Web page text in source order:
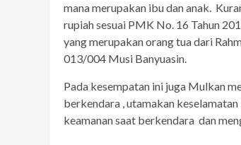
mana merupakan ibu dan anak.
rupiah sesuai PMK No. 16 Tahun
yang merupakan orang tua dari
013/004 Musi Banyuasin.
Pada kesempatan ini juga Mulkan
berkendara , utamakan
keamanan saat berkendara dan